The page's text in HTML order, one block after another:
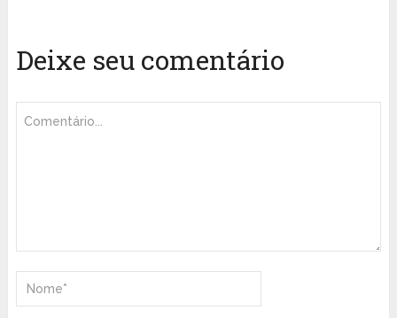
Deixe seu comentário